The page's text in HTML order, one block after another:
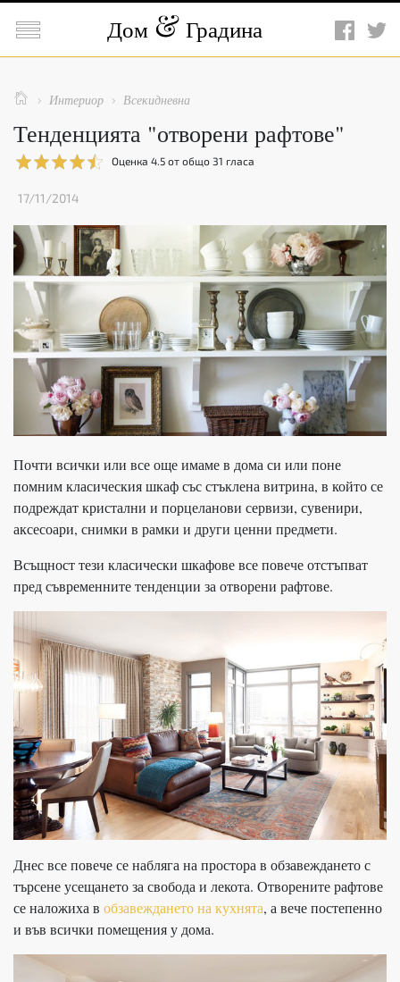
 Дом Градина
  Интериор  Всекидневна
Тенденцията "отворени рафтове"
Оценка 4.5 от общо 31 гласа
17/11/2014
Почти всички или все още имаме в дома си или поне
помним класическия шкаф със стъклена витрина, в който се
подреждат кристални и порцеланови сервизи, сувенири,
аксесоари, снимки в рамки и други ценни предмети.
Всъщност тези класически шкафове все повече отстъпват
пред съвременните тенденции за отворени рафтове.
Днес все повече се набляга на простора в обзавеждането с
търсене усещането за свобода и лекота. Отворените рафтове
се наложиха в обзавеждането на кухнята, а вече постепенно
и във всички помещения у дома.